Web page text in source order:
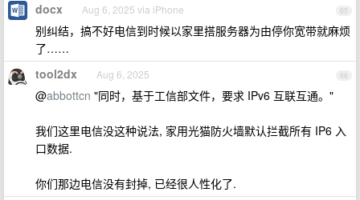
65
docx Aug 6, 2025 via iPhone
别纠结，搞不好电信到时候以家里搭服务器为由停你宽带就麻烦
了……
66
tool2dx Aug 6, 2025
@abbottcn "同时，基于工信部文件，要求 IPv6 互联互通。"
我们这里电信没这种说法, 家用光猫防火墙默认拦截所有 IP6 入
口数据.
你们那边电信没有封掉, 已经很人性化了.